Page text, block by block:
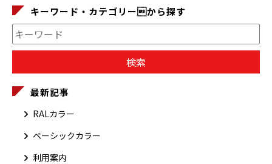
キーワード・カテゴリーから探す
最新記事
RALカラー
ベーシックカラー
利用案内